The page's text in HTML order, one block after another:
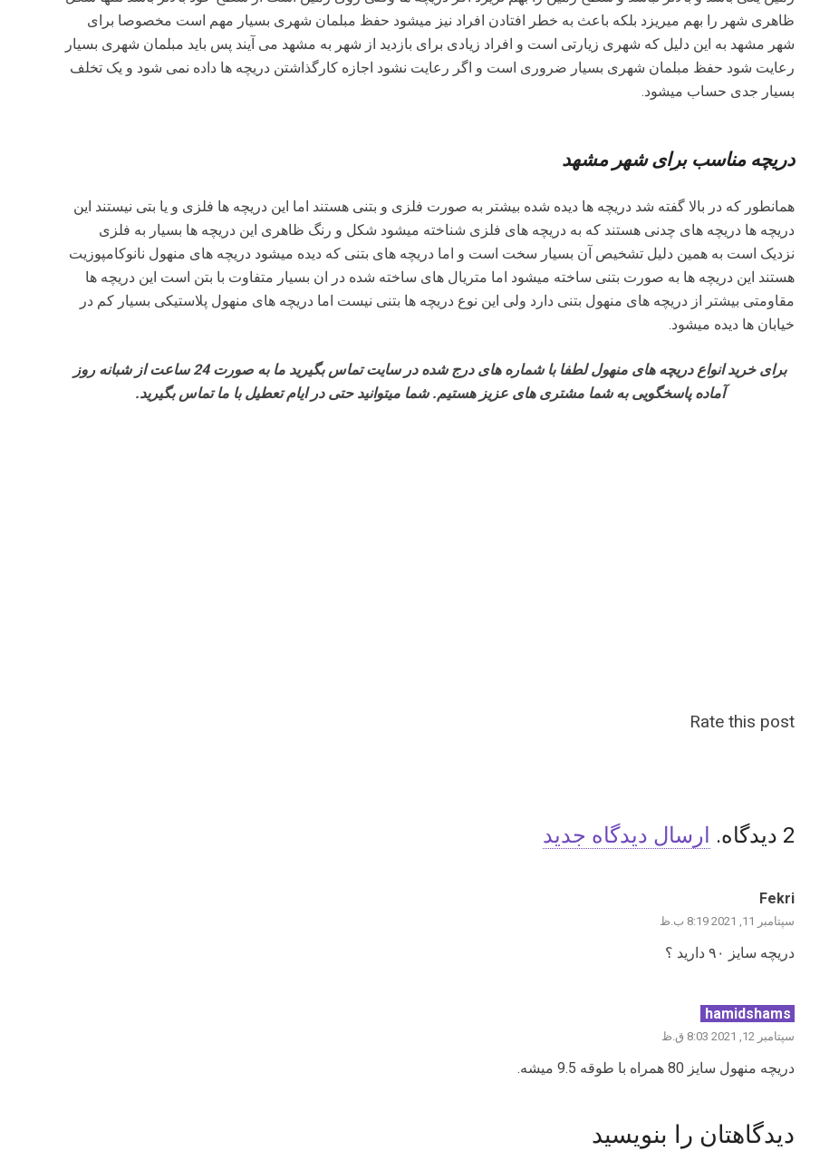
ظاهری شهر را بهم میریزد بلکه باعث به خطر افتادن افراد نیز میشود حفظ مبلمان شهری بسیار مهم است مخصوصا برای
شهر مشهد به این دلیل که شهری زیارتی است و افراد زیادی برای بازدید از شهر به مشهد می آیند پس باید مبلمان شهری بسیار
رعایت شود حفظ مبلمان شهری بسیار ضروری است و اگر رعایت نشود اجازه کارگذاشتن دریچه ها داده نمی شود و یک تخلف
بسیار جدی حساب میشود.
دریچه مناسب برای شهر مشهد
همانطور که در بالا گفته شد دریچه ها دیده شده بیشتر به صورت فلزی و بتنی هستند اما این دریچه ها فلزی و یا بتی نیستند این
دریچه ها دریچه های چدنی هستند که به دریچه های فلزی شناخته میشود شکل و رنگ ظاهری این دریچه ها بسیار به فلزی
نزدیک است به همین دلیل تشخیص آن بسیار سخت است و اما دریچه های بتنی که دیده میشود دریچه های منهول نانوکامپوزیت
هستند این دریچه ها به صورت بتنی ساخته میشود اما متریال های ساخته شده در ان بسیار متفاوت با بتن است این دریچه ها
مقاومتی بیشتر از دریچه های منهول بتنی دارد ولی این نوع دریچه ها بتنی نیست اما دریچه های منهول پلاستیکی بسیار کم در
خیابان ها دیده میشود.
برای خرید انواع دریچه های منهول لطفا با شماره های درج شده در سایت تماس بگیرید ما به صورت 24 ساعت از شبانه روز
آماده پاسخگویی به شما مشتری های عزیز هستیم. شما میتوانید حتی در ایام تعطیل با ما تماس بگیرید.
Rate this post
2 دیدگاه. ارسال دیدگاه جدید
Fekri
سپتامبر 11, 2021 8:19 ب.ظ
دریچه سایز ۹۰ دارید ؟
hamidshams
سپتامبر 12, 2021 8:03 ق.ظ
دریچه منهول سایز 80 همراه با طوقه 9.5 میشه.
دیدگاهتان را بنویسید